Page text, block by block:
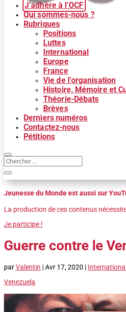
J’adhère à l’OCF
Qui sommes-nous ?
Rubriques
Positions
Luttes
International
Europe
France
Vie de l’organisation
Histoire, Mémoire et
Théorie-Débats
Brèves
Derniers numéros
Contactez-nous
Pétitions
Jeunesse du Monde est aussi sur
La production de ces contenus
Je participe !
Guerre contre le
parValentin |Avr 17, 2020 | International
Venezuela